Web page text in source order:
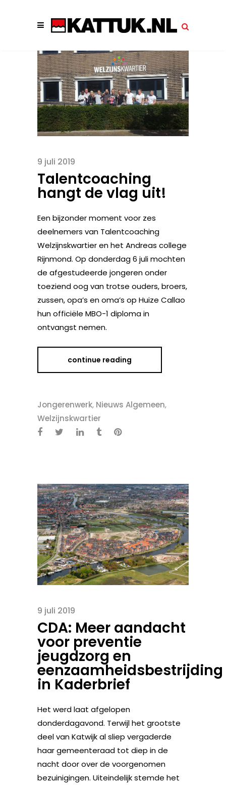
9 juli 2019
Talentcoaching
hangt de vlag uit!
Een bijzonder moment voor zes
deelnemers van Talentcoaching
Welzijnskwartier en het Andreas college
Rijnmond. Op donderdag 6 juli mochten
de afgestudeerde jongeren onder
toeziend oog van trotse ouders, broers,
zussen, opa’s en oma’s op Huize Callao
hun officiële MBO-1 diploma in
ontvangst nemen.
continue reading
Jongerenwerk, Nieuws Algemeen,
Welzijnskwartier
9 juli 2019
CDA: Meer aandacht
voor preventie
jeugdzorg en
eenzaamheidsbestrijding
in Kaderbrief
Het werd laat afgelopen
donderdagavond. Terwijl het grootste
deel van Katwijk al sliep vergaderde
haar gemeenteraad tot diep in de
nacht door over de voorgenomen
bezuinigingen. Uiteindelijk stemde het